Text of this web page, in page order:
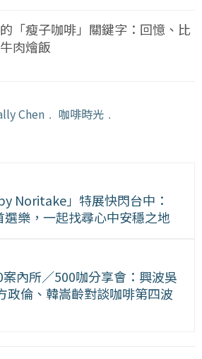
「瘦子咖啡」關鍵字：回憶、比
肉燴飯
Chen ﹒ 咖啡時光 ﹒
by Noritake」特展快閃台中：
樂，一起找尋心中安穩之地
案內所／500咖分享會：興波吳
政倫、韓嵩齡對談咖啡第四波